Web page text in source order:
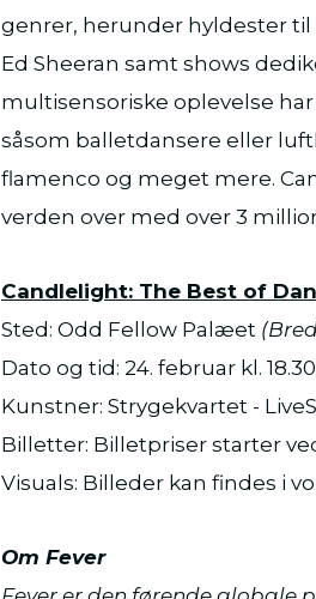
genrer, herunder hyldester til
Ed Sheeran samt shows
multisensoriske oplevelse
såsom balletdansere eller
flamenco og meget mere.
verden over med over 3
Candlelight: The Best of
Sted: Odd Fellow Palæet
Dato og tid: 24. februar kl.
Kunstner: Strygekvartet -
Billetter: Billetpriser starter
Visuals: Billeder kan findes i
Om Fever